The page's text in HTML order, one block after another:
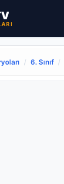
/ 6. Sınıf /